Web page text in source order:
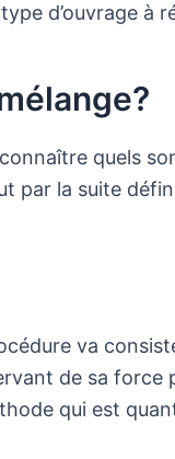
d’ouvrage à
quels
par la suite
va
de sa force
qui est